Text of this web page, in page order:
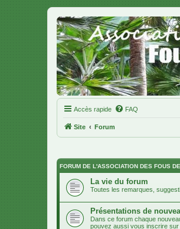
Accès rapide FAQ
Site Forum
FORUM DE L'ASSOCIATION DES FOUS
La vie du forum
Toutes les remarques,
Présentations de
Dans ce forum chaque
pouvez aussi vous inscrire sur